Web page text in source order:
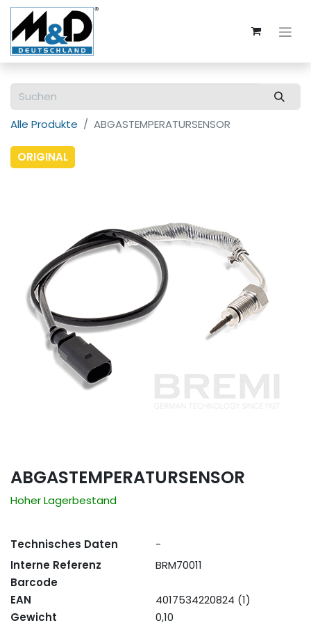
Alle Produkte ABGASTEMPERATURSENSOR
ORIGINAL
ABGASTEMPERATURSENSOR
Hoher Lagerbestand
Technisches Daten
-
Interne Referenz
BRM70011
Barcode
EAN
4017534220824 (1)
Gewicht
0,10